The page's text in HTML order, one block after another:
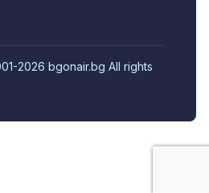
2026 bgonair.bg All rights